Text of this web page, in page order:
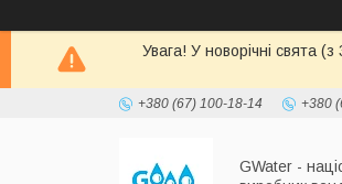
Увага! У новорічні свята
+380 (67) 100-18-14 +380
GWater -